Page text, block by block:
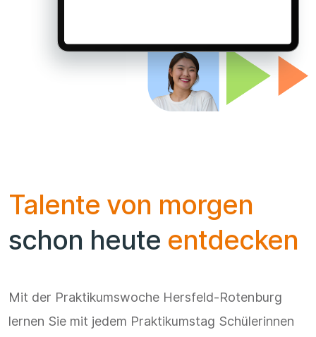
Talente von morgen
schon heute entdecken
Mit der Praktikumswoche Hersfeld-Rotenburg
lernen Sie mit jedem Praktikumstag Schülerinnen